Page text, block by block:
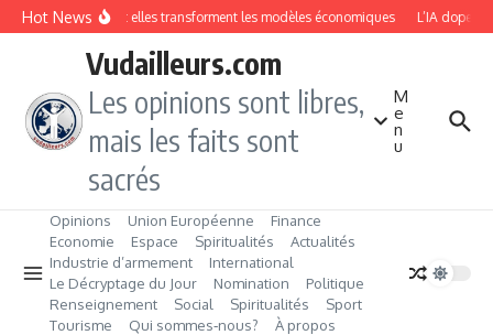
Aller au contenu
Hot News
Fintech : comment elles transforment les modèles économiques L’IA dope
Vudailleurs.com
Les opinions sont libres,
mais les faits sont
sacrés
M
e
n
u
Opinions Union Européenne
Finance
Economie
Espace Spiritualités
Actualités
Industrie d’armement
International
Le Décryptage du Jour
Nomination
Politique
Renseignement
Social Spiritualités
Sport
Tourisme
Qui sommes‑nous? À propos